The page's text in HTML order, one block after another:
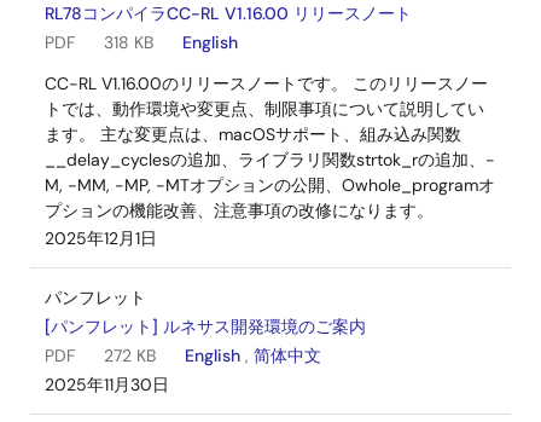
RL78コンパイラCC-RL V1.16.00 リリースノート
PDF
318 KB
English
CC-RL V1.16.00のリリースノートです。 このリリースノー
トでは、動作環境や変更点、制限事項について説明してい
ます。 主な変更点は、macOSサポート、組み込み関数
__delay_cyclesの追加、ライブラリ関数strtok_rの追加、-
M, -MM, -MP, -MTオプションの公開、Owhole_programオ
プションの機能改善、注意事項の改修になります。
2025年12月1日
パンフレット
[パンフレット] ルネサス開発環境のご案内
PDF
272 KB English , 简体中文
2025年11月30日